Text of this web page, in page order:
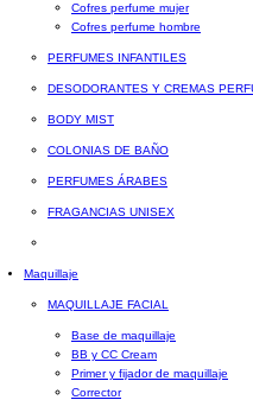
Cofres perfume mujer
Cofres perfume hombre
PERFUMES INFANTILES
DESODORANTES Y CREMAS
BODY MIST
COLONIAS DE BAÑO
PERFUMES ÁRABES
FRAGANCIAS UNISEX
Maquillaje
MAQUILLAJE FACIAL
Base de maquillaje
BB y CC Cream
Primer y fijador de maquillaje
Corrector